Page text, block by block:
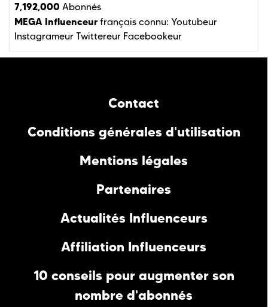
7,192,000 Abonnés
MEGA Influenceur français connu: Youtubeur
Instagrameur Twittereur Facebookeur
Contact
Conditions générales d'utilisation
Mentions légales
Partenaires
Actualités Influenceurs
Affiliation Influenceurs
10 conseils pour augmenter son
nombre d'abonnés